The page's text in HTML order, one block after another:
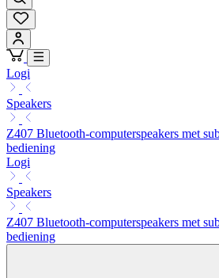
Logi
Speakers
Z407 Bluetooth-computerspeakers met
bediening
Logi
Speakers
Z407 Bluetooth-computerspeakers met
bediening